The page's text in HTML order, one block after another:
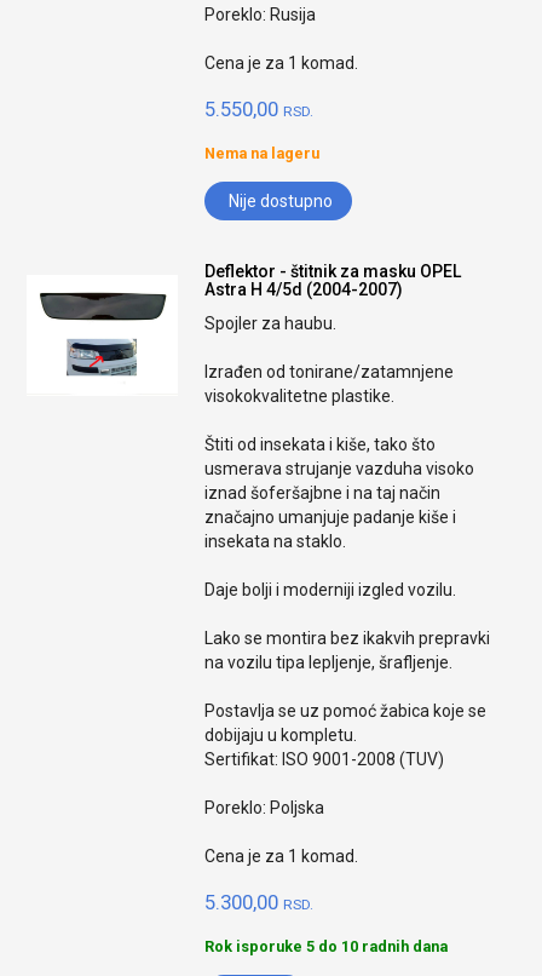
Poreklo: Rusija
Cena je za 1 komad.
5.550,00 RSD.
Nema na lageru
Nije dostupno
Deflektor - štitnik za masku OPEL
Astra H 4/5d (2004-2007)
Spojler za haubu.
Izrađen od tonirane/zatamnjene
visokokvalitetne plastike.
Štiti od insekata i kiše, tako što
usmerava strujanje vazduha visoko
iznad šoferšajbne i na taj način
značajno umanjuje padanje kiše i
insekata na staklo.
Daje bolji i moderniji izgled vozilu.
Lako se montira bez ikakvih prepravki
na vozilu tipa lepljenje, šrafljenje.
Postavlja se uz pomoć žabica koje se
dobijaju u kompletu.
Sertifikat: ISO 9001-2008 (TUV)
Poreklo: Poljska
Cena je za 1 komad.
5.300,00 RSD.
Rok isporuke 5 do 10 radnih dana